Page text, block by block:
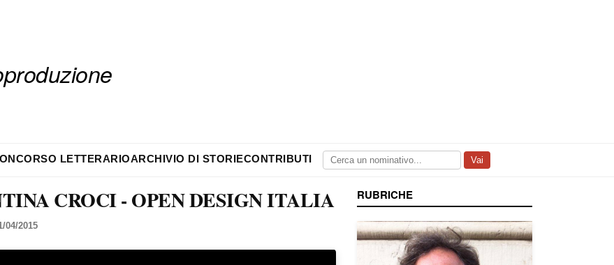
LETTERARIOARCHIVIO DI STORIECONTRIBUTI Vai
CROCI - OPEN DESIGN ITALIA
04/2015
RUBRICHE